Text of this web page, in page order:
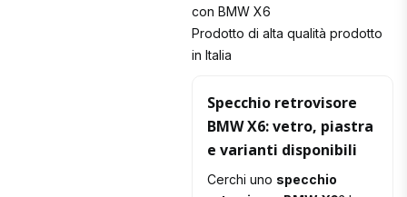
con BMW X6
Prodotto di alta qualità prodotto
in Italia
Specchio retrovisore
BMW X6: vetro, piastra
e varianti disponibili
Cerchi uno specchio